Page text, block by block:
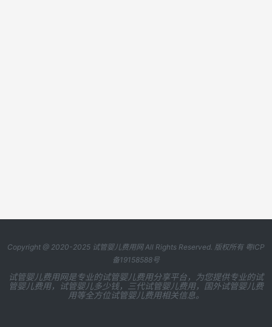
Copyright @ 2020-2025 试管婴儿费用网All Rights Reserved. 版权所有 粤ICP
备19158588号
试管婴儿费用网是专业的试管婴儿费用分享平台，为您提供专业的试
管婴儿费用，试管婴儿多少钱，三代试管婴儿费用，国外试管婴儿费
用等全方位试管婴儿费用相关信息。